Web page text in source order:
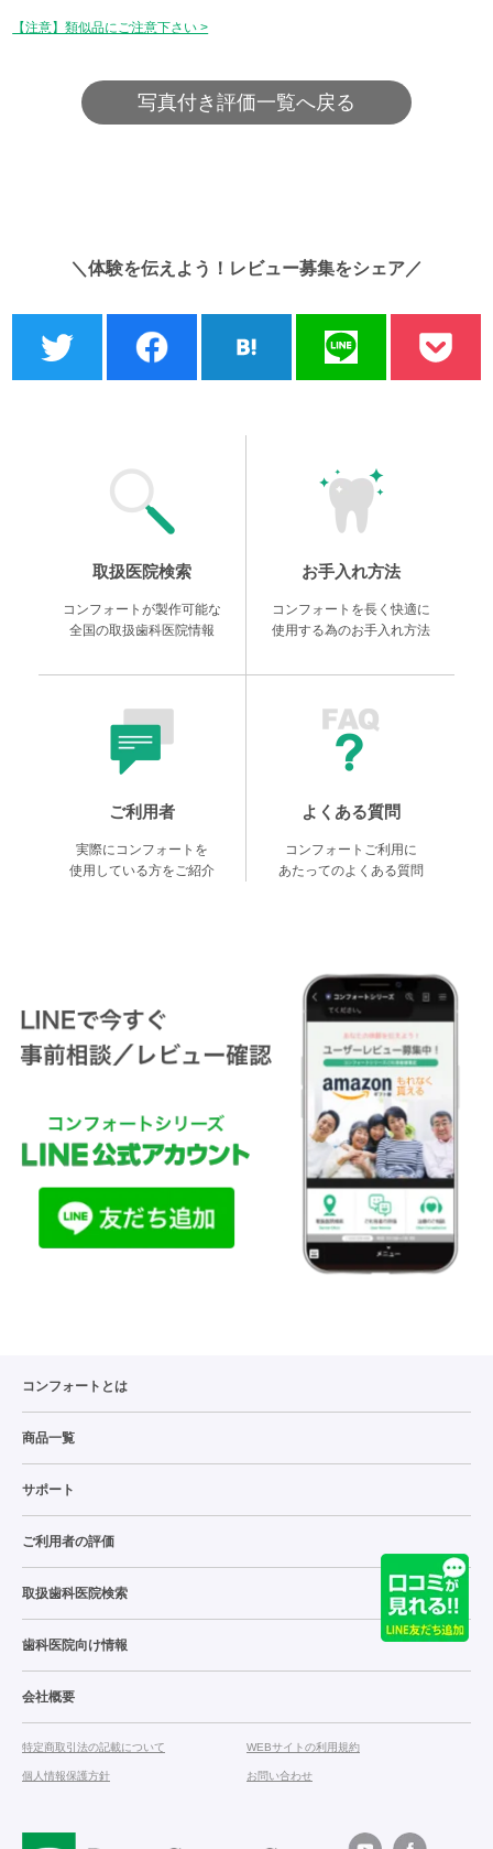
【注意】類似品にご注意下さい >
写真付き評価一覧へ戻る
＼体験を伝えよう！レビュー募集をシェア／
取扱医院検索
コンフォートが製作可能な
全国の取扱歯科医院情報
お手入れ方法
コンフォートを長く快適に
使用する為のお手入れ方法
ご利用者
実際にコンフォートを
使用している方をご紹介
よくある質問
コンフォートご利用に
あたってのよくある質問
コンフォートとは
商品一覧
サポート
ご利用者の評価
取扱歯科医院検索
歯科医院向け情報
会社概要
特定商取引法の記載について WEBサイトの利用規約
個人情報保護方針 お問い合わせ